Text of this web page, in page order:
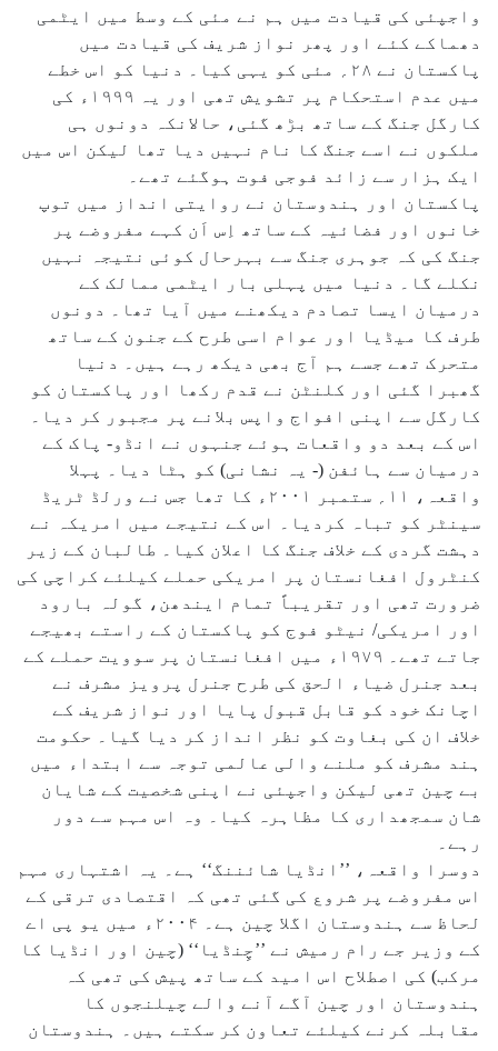
واجپئی کی قیادت میں ہم نے مئی کے وسط میں ایٹمی
دھماکے کئے اور پھر نواز شریف کی قیادت میں
پاکستان نے ۲۸؍ مئی کو یہی کیا۔ دنیا کو اس خطے
میں عدم استحکام پر تشویش تھی اور یہ ۱۹۹۹ء کی
کارگل جنگ کے ساتھ بڑھ گئی، حالانکہ دونوں ہی
ملکوں نے اسے جنگ کا نام نہیں دیا تھا لیکن اس میں
ایک ہزار سے زائد فوجی فوت ہوگئے تھے۔
پاکستان اور ہندوستان نے روایتی انداز میں توپ
خانوں اور فضائیہ کے ساتھ اِس اَن کہے مفروضے پر
جنگ کی کہ جوہری جنگ سے بہرحال کوئی نتیجہ نہیں
نکلے گا۔ دنیا میں پہلی بار ایٹمی ممالک کے
درمیان ایسا تصادم دیکھنے میں آیا تھا۔ دونوں
طرف کا میڈیا اور عوام اسی طرح کے جنون کے ساتھ
متحرک تھے جسے ہم آج بھی دیکھ رہے ہیں۔ دنیا
گھبرا گئی اور کلنٹن نے قدم رکھا اور پاکستان کو
کارگل سے اپنی افواج واپس بلانے پر مجبور کر دیا۔
اس کے بعد دو واقعات ہوئے جنہوں نے انڈو- پاک کے
درمیان سے ہائفن (- یہ نشانی) کو ہٹا دیا۔ پہلا
واقعہ، ۱۱؍ ستمبر ۲۰۰۱ء کا تھا جس نے ورلڈ ٹریڈ
سینٹر کو تباہ کردیا۔ اس کے نتیجے میں امریکہ نے
دہشت گردی کے خلاف جنگ کا اعلان کیا۔ طالبان کے زیر
کنٹرول افغانستان پر امریکی حملے کیلئے کراچی کی
ضرورت تھی اور تقریباً تمام ایندھن، گولہ بارود
اور امریکی/ نیٹو فوج کو پاکستان کے راستے بھیجے
جاتے تھے۔ ۱۹۷۹ء میں افغانستان پر سوویت حملے کے
بعد جنرل ضیاء الحق کی طرح جنرل پرویز مشرف نے
اچانک خود کو قابل قبول پایا اور نواز شریف کے
خلاف ان کی بغاوت کو نظر انداز کر دیا گیا۔ حکومت
ہند مشرف کو ملنے والی عالمی توجہ سے ابتداء میں
بے چین تھی لیکن واجپئی نے اپنی شخصیت کے شایان
شان سمجھداری کا مظاہرہ کیا۔ وہ اس مہم سے دور
رہے۔
دوسرا واقعہ، ’’انڈیا شائننگ‘‘ ہے۔ یہ اشتہاری مہم
اس مفروضے پر شروع کی گئی تھی کہ اقتصادی ترقی کے
لحاظ سے ہندوستان اگلا چین ہے۔ ۲۰۰۴ء میں یو پی اے
کے وزیر جے رام رمیش نے ’’چِنڈیا‘‘ (چین اور انڈیا کا
مرکب) کی اصطلاح اس امید کے ساتھ پیش کی تھی کہ
ہندوستان اور چین آگے آنے والے چیلنجوں کا
مقابلہ کرنے کیلئے تعاون کر سکتے ہیں۔ ہندوستان